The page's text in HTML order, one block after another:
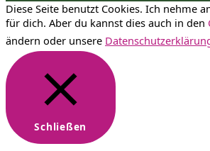
Diese Seite benutzt Cookies. Ich nehme
für dich. Aber du kannst dies auch in den
ändern oder unsere
Schließen